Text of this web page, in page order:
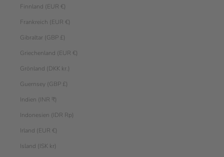
Finnland (EUR €)
Frankreich (EUR €)
Gibraltar (GBP £)
Griechenland (EUR €)
Grönland (DKK kr.)
Guernsey (GBP £)
Indien (INR ₹)
Indonesien (IDR Rp)
Irland (EUR €)
Island (ISK kr)